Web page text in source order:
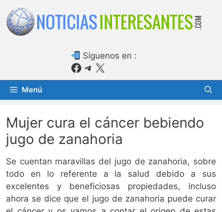
Saltar
contenido
Síguenos en :
Facebook
Telegram
X
Menú
Mujer cura el cáncer bebiendo
jugo de zanahoria
Se cuentan maravillas del jugo de zanahoria, sobre
todo en lo referente a la salud debido a sus
excelentes y beneficiosas propiedades, incluso
ahora se dice que el jugo de zanahoria puede curar